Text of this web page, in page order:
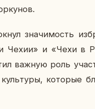
зна­чи­мость
и Чехии» и «Чехи в
важную роль
ко­то­рые